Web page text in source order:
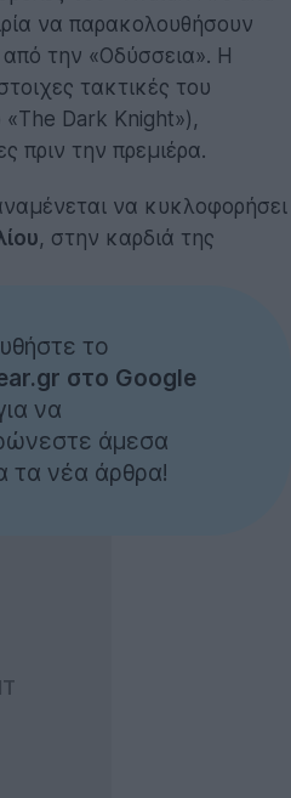
να παρακολουθήσουν
την «Οδύσσεια». Η
τακτικές του
Dark Knight»),
πριν την πρεμιέρα.
να κυκλοφορήσει
, στην καρδιά της
το
στο Google
να
άμεσα
τα νέα άρθρα!